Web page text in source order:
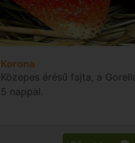
Korona
Közepes érésű fajta, a
5 nappal.